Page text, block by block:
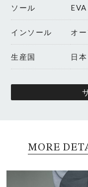
ソール
インソール オ
生産国 日本
MORE